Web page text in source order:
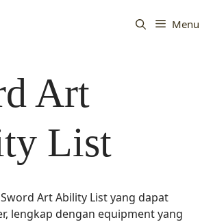
Menu
Art
List
Art Ability List yang dapat
lengkap dengan equipment yang